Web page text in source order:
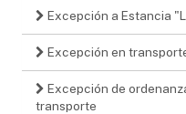
Excepción a Estancia
Excepción en
Excepción de
transporte